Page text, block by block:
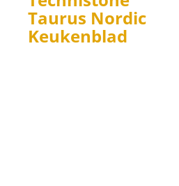
Taurus Nordic
Keukenblad